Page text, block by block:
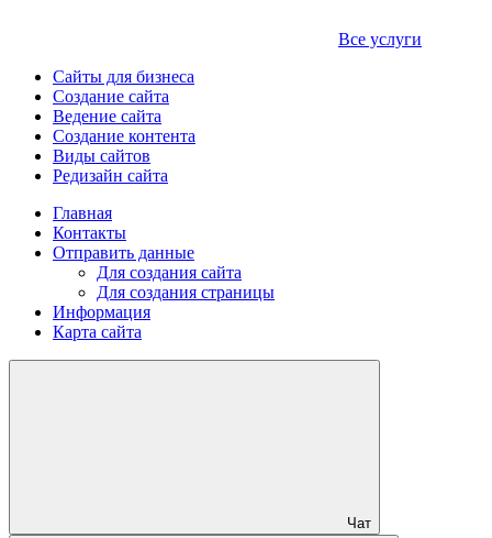
Все услуги
Сайты для бизнеса
Создание сайта
Ведение сайта
Создание контента
Виды сайтов
Редизайн сайта
Главная
Контакты
Отправить данные
Для создания сайта
Для создания страницы
Информация
Карта сайта
Чат